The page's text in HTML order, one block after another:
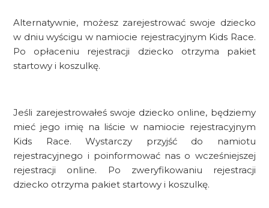
Alternatywnie, możesz zarejestrować swoje dziecko
w dniu wyścigu w namiocie rejestracyjnym Kids Race.
Po opłaceniu rejestracji dziecko otrzyma pakiet
startowy i koszulkę.
Jeśli zarejestrowałeś swoje dziecko online, będziemy
mieć jego imię na liście w namiocie rejestracyjnym
Kids Race. Wystarczy przyjść do namiotu
rejestracyjnego i poinformować nas o wcześniejszej
rejestracji online. Po zweryfikowaniu rejestracji
dziecko otrzyma pakiet startowy i koszulkę.